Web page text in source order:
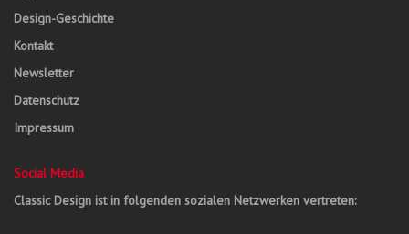
Design-Geschichte
Kontakt
Newsletter
Datenschutz
Impressum
Social Media
Classic Design ist in folgenden sozialen Netzwerken vertreten: